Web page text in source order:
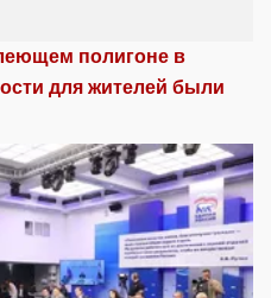
полигоне в
для жителей были